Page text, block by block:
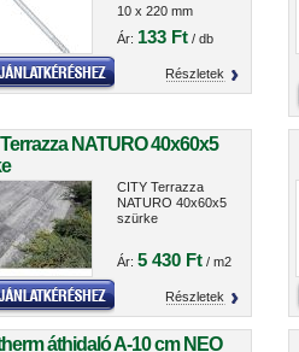
10 x 220 mm
Ár: 133 Ft/ db
Részletek
NATURO 40x60x5
CITY Terrazza
NATURO 40x60x5
szürke
Ár: 5 430 Ft/ m2
Részletek
áthidaló A-10 cm NEO